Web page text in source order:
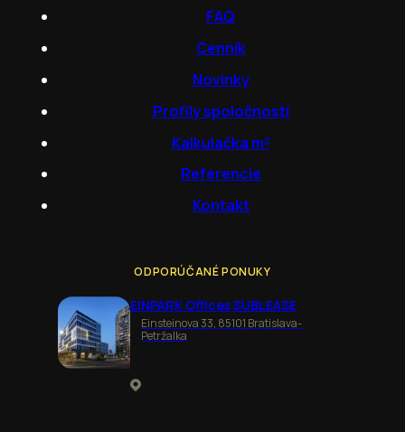
FAQ
Cenník
Novinky
Profily spoločností
Kalkulačka m²
Referencie
Kontakt
ODPORÚČANÉ PONUKY
EINPARK Offices SUBLEASE
Einsteinova 33, 85101 Bratislava-
Petržalka